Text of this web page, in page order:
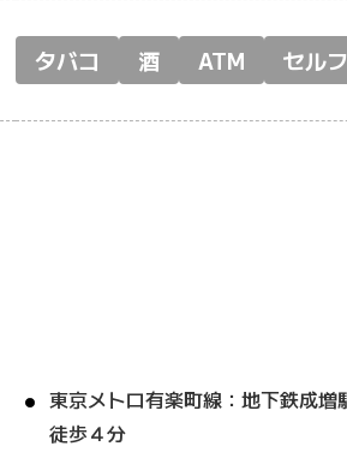
タバコ 酒 ATM セル
東京メトロ有楽町線：地下鉄成増
徒歩４分